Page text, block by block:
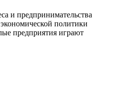
и предпринимательства
политики
предприятия играют